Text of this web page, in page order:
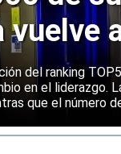
vuelve
del ranking
en el liderazgo.
que el número